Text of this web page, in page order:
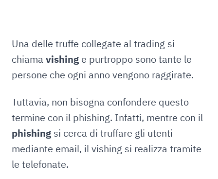
Una delle truffe collegate al trading si
chiama vishing e purtroppo sono tante le
persone che ogni anno vengono raggirate.
Tuttavia, non bisogna confondere questo
termine con il phishing. Infatti, mentre con il
phishing si cerca di truffare gli utenti
mediante email, il vishing si realizza tramite
le telefonate.